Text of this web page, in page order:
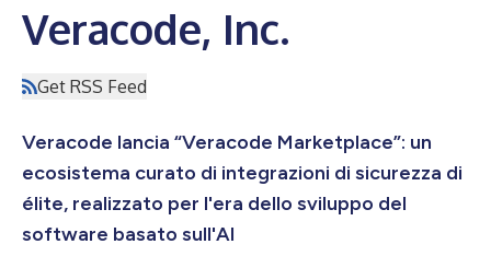
Veracode, Inc.
Get RSS Feed
Veracode lancia “Veracode Marketplace”: un
ecosistema curato di integrazioni di sicurezza di
élite, realizzato per l'era dello sviluppo del
software basato sull'AI